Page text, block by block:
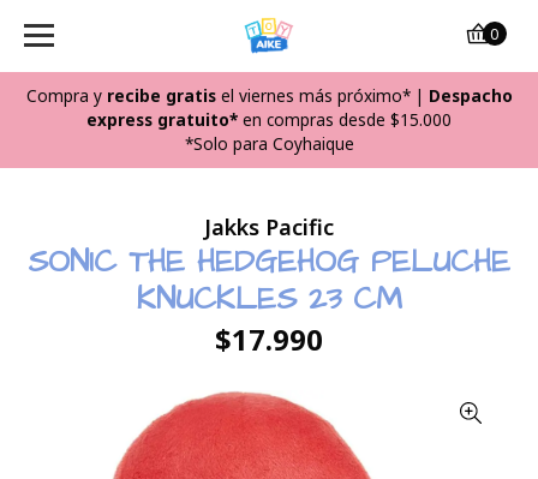
Compra y recibe gratisel viernes más próximo*| Despacho
express gratuito* en compras desde $15.000
*Solo para Coyhaique
0
Jakks Pacific
SONIC THE HEDGEHOG PELUCHE
KNUCKLES 23 CM
$17.990